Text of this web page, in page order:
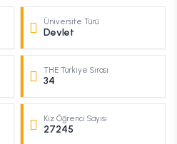
Üniversite Türü
Devlet
THE Türkiye Sırası
34
Kız Öğrenci Sayısı
27245